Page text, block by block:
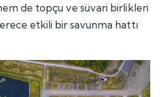
de topçu ve süvari birlikleri
etkili bir savunma hattı